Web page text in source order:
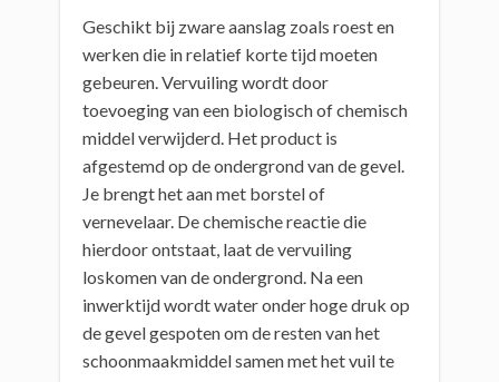
Geschikt bij zware aanslag zoals roest en
werken die in relatief korte tijd moeten
gebeuren. Vervuiling wordt door
toevoeging van een biologisch of chemisch
middel verwijderd. Het product is
afgestemd op de ondergrond van de gevel.
Je brengt het aan met borstel of
vernevelaar. De chemische reactie die
hierdoor ontstaat, laat de vervuiling
loskomen van de ondergrond. Na een
inwerktijd wordt water onder hoge druk op
de gevel gespoten om de resten van het
schoonmaakmiddel samen met het vuil te